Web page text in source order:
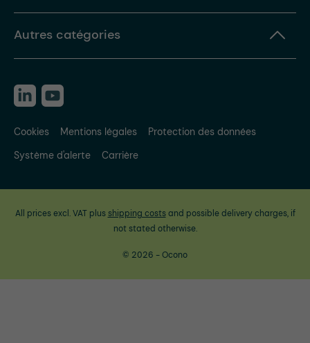
Autres catégories
Cookies Mentions légales
Protection des données
Système d'alerte
Carrière
All prices excl. VAT plus shipping costsand possible delivery charges, if
not stated otherwise.
© 2026 - Ocono